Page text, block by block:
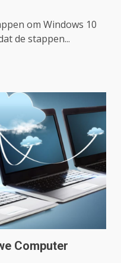
om Windows 10
de stappen...
Computer